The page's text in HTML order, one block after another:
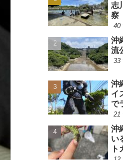
志
察
40
沖
流
33
沖
イ
で
21
沖
い
ト